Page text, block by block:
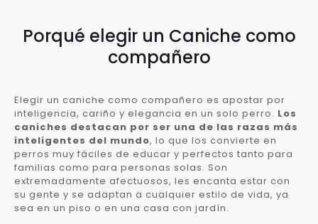
Porqué elegir un Caniche como
compañero
Elegir un caniche como compañero es apostar por
inteligencia, cariño y elegancia en un solo perro. Los
caniches destacan por ser una de las razas más
inteligentes del mundo, lo que los convierte en
perros muy fáciles de educar y perfectos tanto para
familias como para personas solas. Son
extremadamente afectuosos, les encanta estar con
su gente y se adaptan a cualquier estilo de vida, ya
sea en un piso o en una casa con jardín.